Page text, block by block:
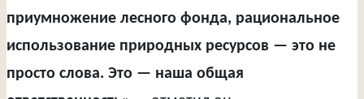
приумножение лесного фонда, рациональное
использование природных ресурсов — это не
просто слова. Это — наша общая